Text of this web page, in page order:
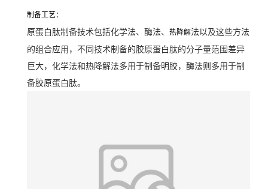
制备工艺：
原蛋白肽制备技术包括化学法、酶法、 热降解法以及这些方法
的组合应用，不同技术制备的胶原蛋白肽的分子量范围差异
巨大，化学法和热降解法多用于制备明胶，酶法则多用于制
备胶原蛋白肽。